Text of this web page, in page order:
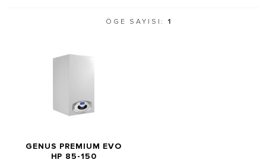
ÖGE SAYISI: 1
GENUS PREMIUM EVO
HP 85-150